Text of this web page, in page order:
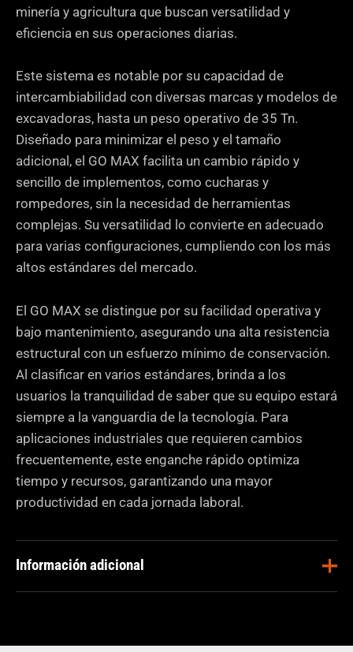
minería y agricultura que buscan versatilidad y
eficiencia en sus operaciones diarias.
Este sistema es notable por su capacidad de
intercambiabilidad con diversas marcas y modelos de
excavadoras, hasta un peso operativo de 35 Tn.
Diseñado para minimizar el peso y el tamaño
adicional, el GO MAX facilita un cambio rápido y
sencillo de implementos, como cucharas y
rompedores, sin la necesidad de herramientas
complejas. Su versatilidad lo convierte en adecuado
para varias configuraciones, cumpliendo con los más
altos estándares del mercado.
El GO MAX se distingue por su facilidad operativa y
bajo mantenimiento, asegurando una alta resistencia
estructural con un esfuerzo mínimo de conservación.
Al clasificar en varios estándares, brinda a los
usuarios la tranquilidad de saber que su equipo estará
siempre a la vanguardia de la tecnología. Para
aplicaciones industriales que requieren cambios
frecuentemente, este enganche rápido optimiza
tiempo y recursos, garantizando una mayor
productividad en cada jornada laboral.
Información adicional
Minería